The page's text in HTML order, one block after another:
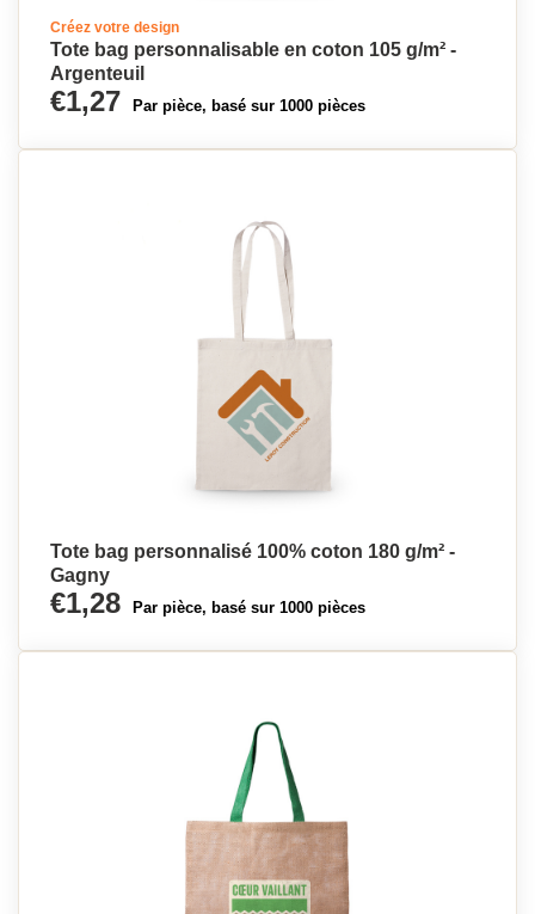
Créez votre design
Tote bag personnalisable en coton 105 g/m² -
Argenteuil
€1,27 Par pièce, basé sur 1000 pièces
Tote bag personnalisé 100% coton 180 g/m² -
Gagny
€1,28 Par pièce, basé sur 1000 pièces